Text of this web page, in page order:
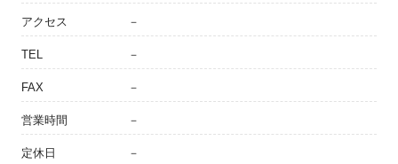
アクセス －
TEL －
FAX －
営業時間 －
定休日 －